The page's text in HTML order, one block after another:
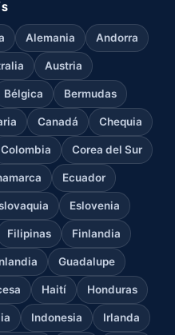
Alemania Andorra
Austria
Bélgica Bermudas
Canadá Chequia
Colombia Corea del Sur
Ecuador
Eslovenia
Filipinas Finlandia
Guadalupe
Haití Honduras
Indonesia Irlanda